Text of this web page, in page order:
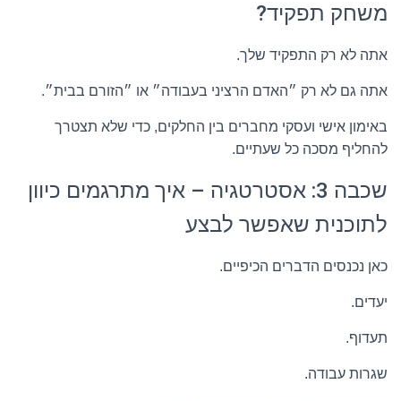
משחק תפקיד?
אתה לא רק התפקיד שלך.
אתה גם לא רק ״האדם הרציני בעבודה״ או ״הזורם בבית״.
באימון אישי ועסקי מחברים בין החלקים, כדי שלא תצטרך
להחליף מסכה כל שעתיים.
שכבה 3: אסטרטגיה – איך מתרגמים כיוון
לתוכנית שאפשר לבצע
כאן נכנסים הדברים הכיפיים.
יעדים.
תעדוף.
שגרות עבודה.